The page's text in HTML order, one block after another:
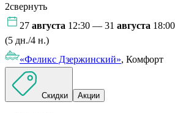
2свернуть
27 августа 12:30 — 31 августа 18:00
(5 дн./4 н.)
«Феликс Дзержинский», Комфорт
Скидки Акции